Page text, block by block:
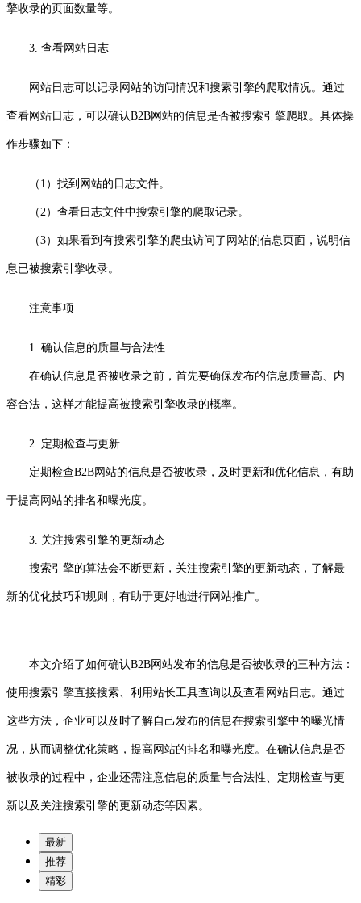
擎收录的页面数量等。
3. 查看网站日志
网站日志可以记录网站的访问情况和搜索引擎的爬取情况。通过
查看网站日志，可以确认B2B网站的信息是否被搜索引擎爬取。具体操
作步骤如下：
（1）找到网站的日志文件。
（2）查看日志文件中搜索引擎的爬取记录。
（3）如果看到有搜索引擎的爬虫访问了网站的信息页面，说明信
息已被搜索引擎收录。
注意事项
1. 确认信息的质量与合法性
在确认信息是否被收录之前，首先要确保发布的信息质量高、内
容合法，这样才能提高被搜索引擎收录的概率。
2. 定期检查与更新
定期检查B2B网站的信息是否被收录，及时更新和优化信息，有助
于提高网站的排名和曝光度。
3. 关注搜索引擎的更新动态
搜索引擎的算法会不断更新，关注搜索引擎的更新动态，了解最
新的优化技巧和规则，有助于更好地进行网站推广。
本文介绍了如何确认B2B网站发布的信息是否被收录的三种方法：
使用搜索引擎直接搜索、利用站长工具查询以及查看网站日志。通过
这些方法，企业可以及时了解自己发布的信息在搜索引擎中的曝光情
况，从而调整优化策略，提高网站的排名和曝光度。在确认信息是否
被收录的过程中，企业还需注意信息的质量与合法性、定期检查与更
新以及关注搜索引擎的更新动态等因素。
最新
推荐
精彩